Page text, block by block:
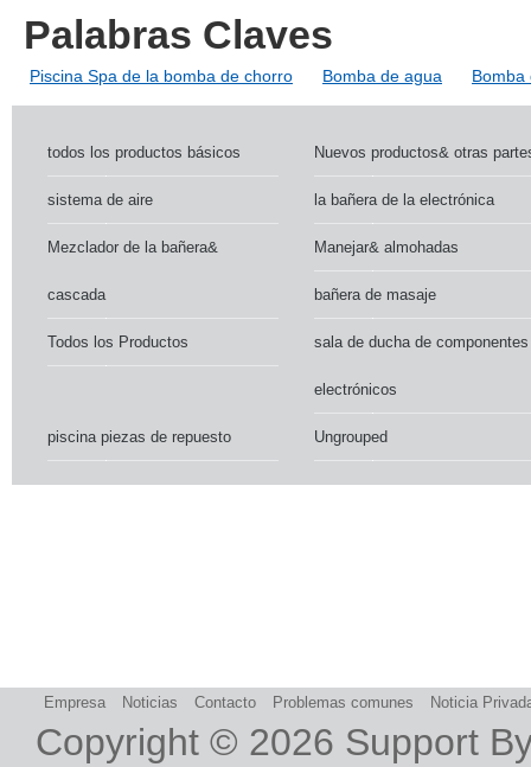
Palabras Claves
Piscina Spa de la bomba de chorro Bomba de agua Bomba
todos los productos básicos Nuevos productos& otras
sistema de aire la bañera de la electrónica
Mezclador de la bañera&
cascada
Manejar& almohadas
bañera de masaje
Todos los Productos sala de ducha de componentes
electrónicos
piscina piezas de repuesto Ungrouped
Empresa Noticias Contacto Problemas comunes Noticia
Copyright © 2026 Support